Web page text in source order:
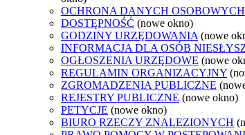
OCHRONA DANYCH OSOBOWYCH
DOSTĘPNOŚĆ (nowe okno)
GODZINY URZĘDOWANIA (nowe
INFORMACJA DLA OSÓB
OGŁOSZENIA URZĘDOWE (nowe
REGULAMIN ORGANIZACYJNY
ZGROMADZENIA PUBLICZNE
REJESTRY PUBLICZNE (nowe okno)
PETYCJE (nowe okno)
BIURO RZECZY ZNALEZIONYCH